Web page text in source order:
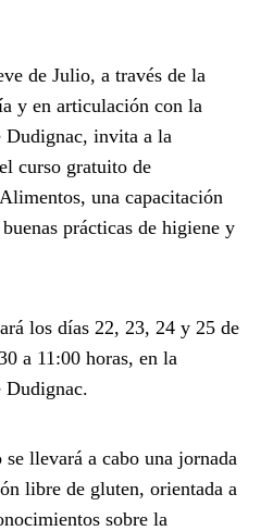
de Julio, a través de la
y en articulación con la
invita a la
curso gratuito de
, una capacitación
prácticas de higiene y
los días 22, 23, 24 y 25 de
a 11:00 horas, en la
Dudignac.
se llevará a cabo una jornada
libre de gluten, orientada a
sobre la